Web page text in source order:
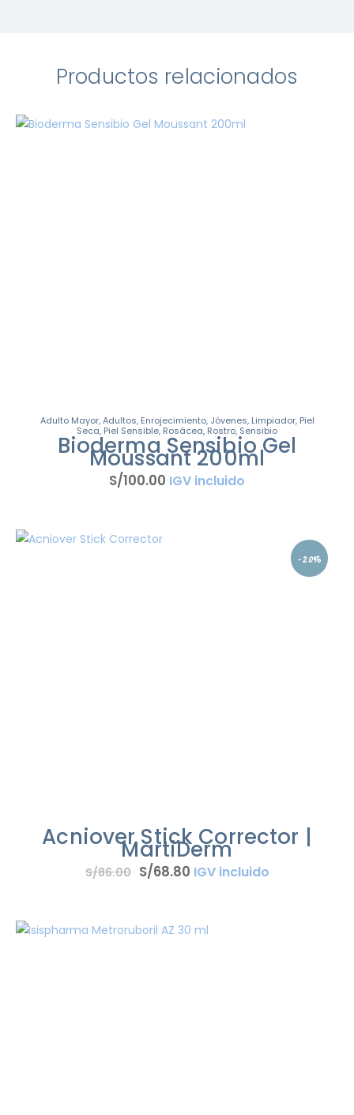
Productos relacionados
Adulto Mayor,Adultos, Enrojecimiento, Jóvenes, Limpiador, Piel
Seca, Piel Sensible,Rosácea, Rostro, Sensibio
Bioderma Sensibio Gel
Moussant 200ml
S/100.00 IGV incluido
-20%
Acniover Stick Corrector |
MartiDerm
S/86.00 S/68.80 IGV incluido